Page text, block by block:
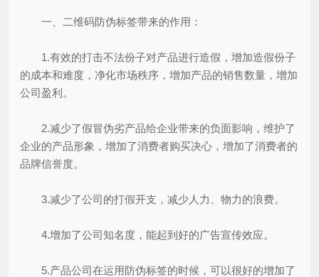
一、二维码防伪标签带来的作用：
1.有效的打击不法份子对产品进行造假，增加造假份子
的成本和难度，净化市场秩序，增加产品的销售数量，增加
公司盈利。
2.减少了假冒伪劣产品给企业带来的负面影响，维护了
企业的产品形象，增加了消费者购买决心，增加了消费者的
品牌信誉度。
3.减少了公司的打假开支，减少人力、物力的浪费。
4.增加了公司知名度，能起到好的广告宣传效应。
5.产品公司在运用防伪标签的时候，可以很好的增加了